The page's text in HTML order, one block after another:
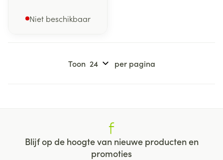
Niet beschikbaar
Toon per pagina
Blijf op de hoogte van nieuwe producten en
promoties